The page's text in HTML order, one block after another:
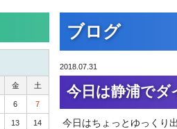
ブログ
2018.07.31
今日は静浦でダ
今日はちょっとゆっくり
金 土
6 7
13 14